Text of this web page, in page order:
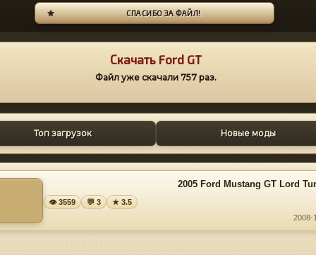
СПАСИБО ЗА ФАЙЛ!
Скачать Ford GT
Файл уже скачали 757раз.
Топ загрузок Новые моды
2005 Ford Mustang GT Lord
👁 3559 💬 3
★ 3.5
2008-